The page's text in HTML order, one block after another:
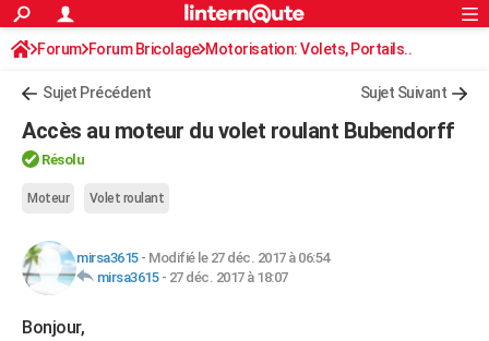
ACTUALITÉS
Politique
Société
Faits Divers
Education
Monde
Villes
+
Programme TV
TNTStreaming
Cinéma
Sorties cinéma
Musique
+FINANCE
Retraite
Impôts
Epargne
Immobilier
Risques naturels par ville
Banque
Assurance
Crédit
AUTO
Essais
Réserver un essai
Citadines
Berlines
SUV
Forum auto
HIGH-TECH
Mobiles
Meilleur smartphone
Internet
Ordinateurs
Jeux vidéo
Guide high-tech
BRICOLAGE
Forum
Aménagement intérieur
Extérieur
Cuisine
Salle de bains
Jardinage
Rangement
WEEK-END
Rechercher
S'inscrire
Connexion
Forum Forum Bricolage Motorisation: Volets, Portails..
Sujet Précédent Sujet Suivant
Accès au moteur du volet roulant Bubendorff
Résolu
Moteur Volet roulant
mirsa3615- Modifié le 27 déc. 2017 à 06:54
mirsa3615- 27 déc. 2017 à 18:07
Bonjour,